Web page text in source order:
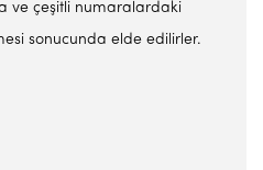
ve çeşitli numaralardaki
sonucunda elde edilirler.